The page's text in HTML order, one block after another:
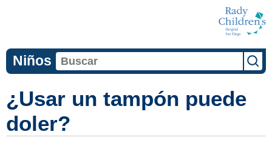
Niños
¿Usar un tampón puede
doler?